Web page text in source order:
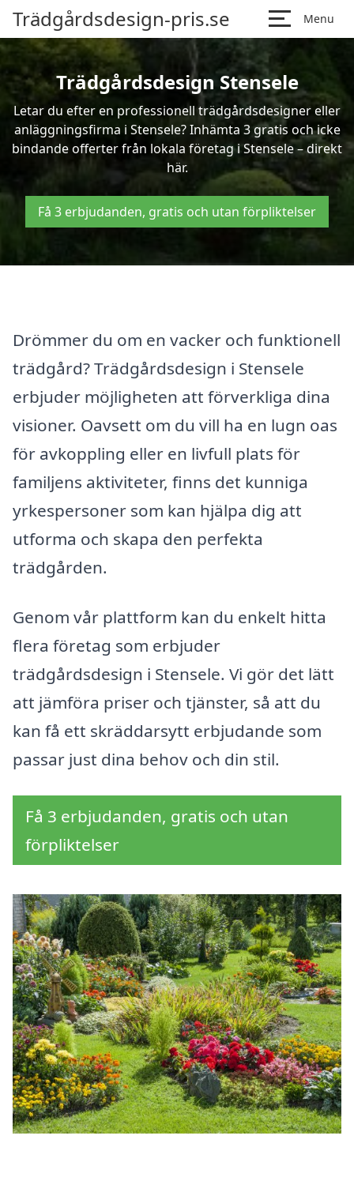
Trädgårdsdesign-pris.se Menu
Trädgårdsdesign Stensele
Letar du efter en professionell trädgårdsdesigner eller
anläggningsfirma i Stensele? Inhämta 3 gratis och icke
bindande offerter från lokala företag i Stensele – direkt
här.
Få 3 erbjudanden, gratis och utan förpliktelser
Drömmer du om en vacker och funktionell
trädgård? Trädgårdsdesign i Stensele
erbjuder möjligheten att förverkliga dina
visioner. Oavsett om du vill ha en lugn oas
för avkoppling eller en livfull plats för
familjens aktiviteter, finns det kunniga
yrkespersoner som kan hjälpa dig att
utforma och skapa den perfekta
trädgården.
Genom vår plattform kan du enkelt hitta
flera företag som erbjuder
trädgårdsdesign i Stensele. Vi gör det lätt
att jämföra priser och tjänster, så att du
kan få ett skräddarsytt erbjudande som
passar just dina behov och din stil.
Få 3 erbjudanden, gratis och utan
förpliktelser